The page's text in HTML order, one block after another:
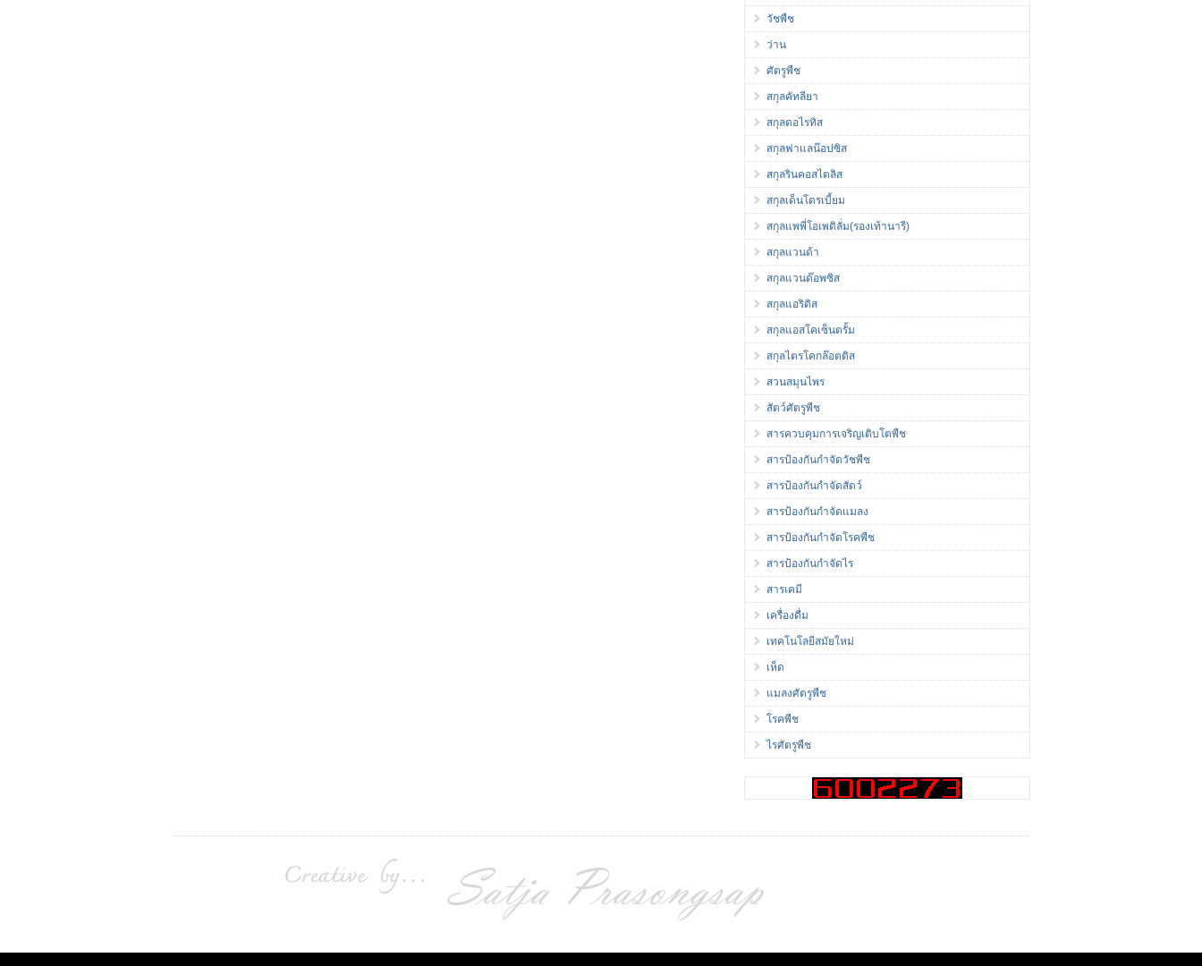
วัชพืช
ว่าน
ศัตรูพืช
สกุลคัทลียา
สกุลดอไรทิส
สกุลฟาแลน๊อปซิส
สกุลรินคอสไตลิส
สกุลเด็นโดรเบี้ยม
สกุลแพพี่โอเพดิลั่ม(รองเท้านารี)
สกุลแวนด้า
สกุลแวนด๊อพซิส
สกุลแอริดิส
สกุลแอสโคเซ็นตรั้ม
สกุลไตรโคกล๊อตติส
สวนสมุนไพร
สัตว์ศัตรูพืช
สารควบคุมการเจริญเติบโตพืช
สารป้องกันกำจัดวัชพืช
สารป้องกันกำจัดสัตว์
สารป้องกันกำจัดแมลง
สารป้องกันกำจัดโรคพืช
สารป้องกันกำจัดไร
สารเคมี
เครื่องดื่ม
เทคโนโลยีสมัยใหม่
เห็ด
แมลงศัตรูพืช
โรคพืช
ไรศัตรูพืช